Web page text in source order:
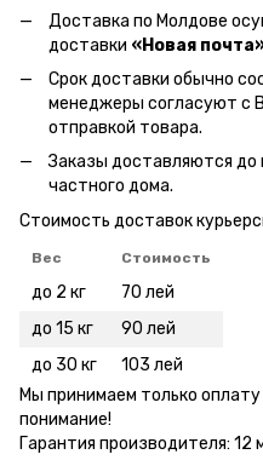
Доставка по Молдове
доставки «Новая
Срок доставки обычно
менеджеры согласуют с
отправкой товара.
Заказы доставляются до
частного дома.
Стоимость доставок
Вес Стоимость
до 2 кг
70 лей
до 15 кг
90 лей
до 30 кг
103 лей
Мы принимаем только
понимание!
Гарантия производителя: 12